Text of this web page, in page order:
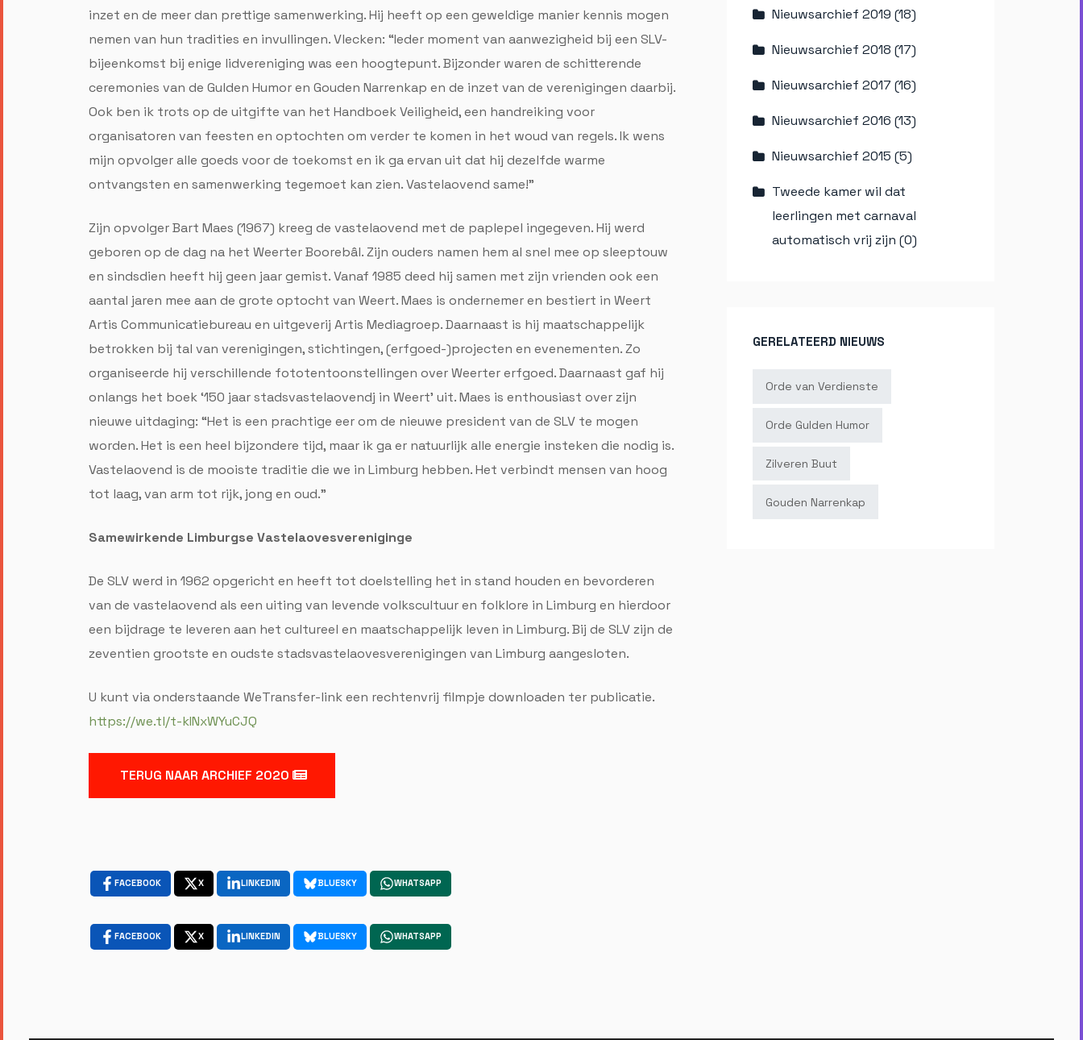
inzet en de meer dan prettige samenwerking. Hij heeft op een geweldige manier kennis mogen
nemen van hun tradities en invullingen. Vlecken: “Ieder moment van aanwezigheid bij een SLV-
bijeenkomst bij enige lidvereniging was een hoogtepunt. Bijzonder waren de schitterende
ceremonies van de Gulden Humor en Gouden Narrenkap en de inzet van de verenigingen daarbij.
Ook ben ik trots op de uitgifte van het Handboek Veiligheid, een handreiking voor
organisatoren van feesten en optochten om verder te komen in het woud van regels. Ik wens
mijn opvolger alle goeds voor de toekomst en ik ga ervan uit dat hij dezelfde warme
ontvangsten en samenwerking tegemoet kan zien. Vastelaovend same!”
Zijn opvolger Bart Maes (1967) kreeg de vastelaovend met de paplepel ingegeven. Hij werd
geboren op de dag na het Weerter Boorebâl. Zijn ouders namen hem al snel mee op sleeptouw
en sindsdien heeft hij geen jaar gemist. Vanaf 1985 deed hij samen met zijn vrienden ook een
aantal jaren mee aan de grote optocht van Weert. Maes is ondernemer en bestiert in Weert
Artis Communicatiebureau en uitgeverij Artis Mediagroep. Daarnaast is hij maatschappelijk
betrokken bij tal van verenigingen, stichtingen, (erfgoed-)projecten en evenementen. Zo
organiseerde hij verschillende fototentoonstellingen over Weerter erfgoed. Daarnaast gaf hij
onlangs het boek ‘150 jaar stadsvastelaovendj in Weert’ uit. Maes is enthousiast over zijn
nieuwe uitdaging: “Het is een prachtige eer om de nieuwe president van de SLV te mogen
worden. Het is een heel bijzondere tijd, maar ik ga er natuurlijk alle energie insteken die nodig is.
Vastelaovend is de mooiste traditie die we in Limburg hebben. Het verbindt mensen van hoog
tot laag, van arm tot rijk, jong en oud.”
Samewirkende Limburgse Vastelaovesvereniginge
De SLV werd in 1962 opgericht en heeft tot doelstelling het in stand houden en bevorderen
van de vastelaovend als een uiting van levende volkscultuur en folklore in Limburg en hierdoor
een bijdrage te leveren aan het cultureel en maatschappelijk leven in Limburg. Bij de SLV zijn de
zeventien grootste en oudste stadsvastelaovesverenigingen van Limburg aangesloten.
U kunt via onderstaande WeTransfer-link een rechtenvrij filmpje downloaden ter publicatie.
https://we.tl/t-kINxWYuCJQ
TERUG NAAR ARCHIEF 2020
FACEBOOK X LINKEDIN BLUESKY WHATSAPP
FACEBOOK X LINKEDIN BLUESKY WHATSAPP
Nieuwsarchief 2019 (18)
Nieuwsarchief 2018 (17)
Nieuwsarchief 2017 (16)
Nieuwsarchief 2016 (13)
Nieuwsarchief 2015 (5)
Tweede kamer wil dat
leerlingen met carnaval
automatisch vrij zijn (0)
GERELATEERD NIEUWS
Orde van Verdienste
Orde Gulden Humor
Zilveren Buut
Gouden Narrenkap